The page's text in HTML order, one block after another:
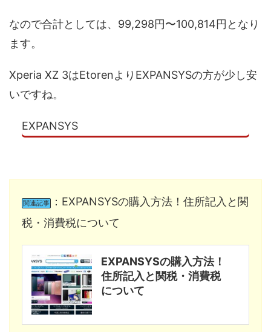
なので合計としては、99,298円〜100,814円となり
ます。
Xperia XZ 3はEtorenよりEXPANSYSの方が少し安
いですね。
EXPANSYS
関連記事
：EXPANSYSの購入方法！住所記入と関
税・消費税について
EXPANSYSの購入方法！
住所記入と関税・消費税
について